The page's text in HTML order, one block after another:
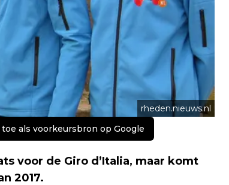
rheden.nieuws.nl
toe als voorkeursbron op Google
voor de Giro d’Italia, maar komt
2017.